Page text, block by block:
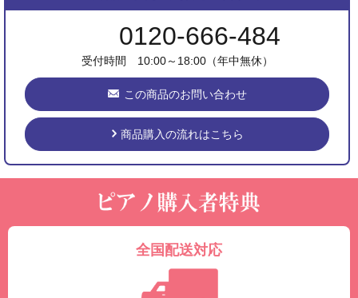
0120-666-484
受付時間 10:00～18:00（年中無休）
この商品のお問い合わせ
商品購入の流れはこちら
全国配送対応